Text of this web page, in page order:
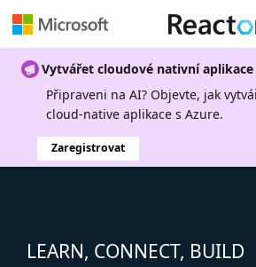
Vytvářet cloudové nativní aplikace
Připraveni na AI? Objevte, jak
cloud-native aplikace s Azure.
Zaregistrovat
LEARN, CONNECT, BUILD